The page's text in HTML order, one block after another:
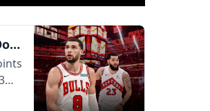
Chicago exerce sa vengeance à domicile | AlleyOop360